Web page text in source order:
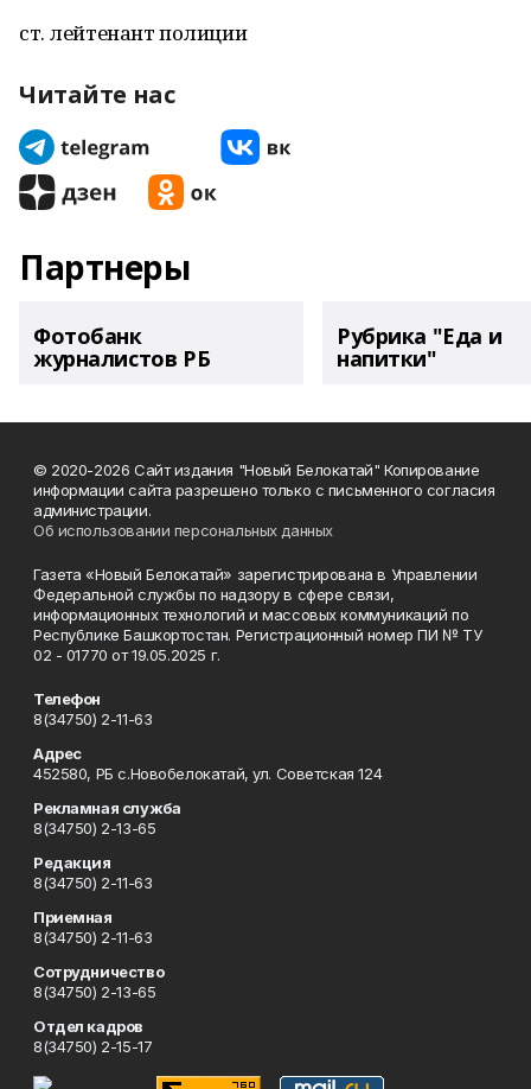
ст. лейтенант полиции
Читайте нас
Партнеры
Фотобанк
журналистов РБ
Рубрика "Еда и
напитки"
© 2020-2026 Сайт издания "Новый Белокатай" Копирование
информации сайта разрешено только с письменного согласия
администрации.
Об использовании персональных данных
Газета «Новый Белокатай» зарегистрирована в Управлении
Федеральной службы по надзору в сфере связи,
информационных технологий и массовых коммуникаций по
Республике Башкортостан. Регистрационный номер ПИ № ТУ
02 - 01770 от 19.05.2025 г.
Телефон
8(34750) 2-11-63
Адрес
452580, РБ с.Новобелокатай, ул. Советская 124
Рекламная служба
8(34750) 2-13-65
Редакция
8(34750) 2-11-63
Приемная
8(34750) 2-11-63
Сотрудничество
8(34750) 2-13-65
Отдел кадров
8(34750) 2-15-17